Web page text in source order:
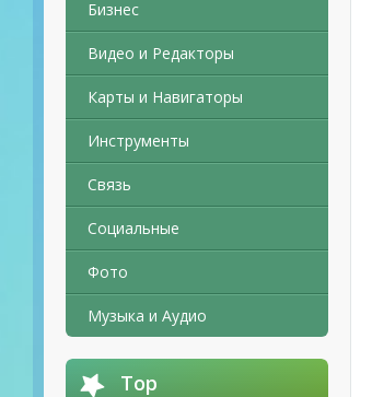
Бизнес
Видео и Редакторы
Карты и Навигаторы
Инструменты
Связь
Социальные
Фото
Музыка и Аудио
Top